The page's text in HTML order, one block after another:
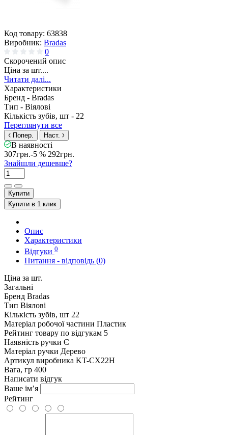
Код товару: 63838
Виробник: Bradas
0
Скорочений опис
Ціна за шт....
Читати далі...
Характеристики
Бренд - Bradas
Тип - Віялові
Кількість зубів, шт - 22
Переглянути все
Попер. Наст.
В наявності
307грн.-5 % 292грн.
Знайшли дешевше?
Купити
Купити в 1 клик
Опис
Характеристики
Відгуки 0
Питання - відповідь (0)
Ціна за шт.
Загальні
Бренд Bradas
Тип Віялові
Кількість зубів, шт 22
Матеріал робочої частини Пластик
Рейтинг товару по відгукам 5
Наявність ручки Є
Матеріал ручки Дерево
Артикул виробника KT-CX22H
Вага, гр 400
Написати відгук
Ваше ім’я
Рейтинг